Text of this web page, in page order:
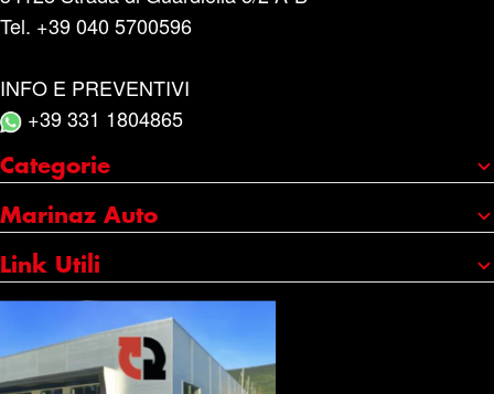
Tel. +39 040 5700596
INFO E PREVENTIVI
+39 331 1804865
Categorie
Portaggio e carico
Accessori
Cura e manutenzione
Catene da neve
Olio e additivi
Marinaz Auto
Chi siamo
I nostri marchi
Servizi
Contatti
Link Utili
Copyright